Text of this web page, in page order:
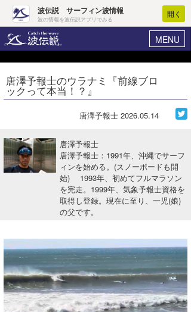
波伝説 サーフィン波情報
波の情報を波伝説アプリでみる
開く
MENU
ヘルプ マイホーム
ログイン
波情報･概況
WAVE HUNTER 波予想ツール
会員メニュー
今月のプレゼント
唐澤予報士のウラナミ『前線ブロ
ックって本当！？』
唐澤予報士 2026.05.14
唐澤予報士
唐澤予報士：1991年、沖縄でサーフ
ィンを始める。(スノーボードも開
始) 1993年、初めてフルマラソン
を完走。1999年、気象予報士資格を
取得し登録。現在に至り、一児(娘)
の父です。
Core Surf Japan
アート＆エンタメ
ショップ情報
湘南
千葉北
ウラナミ
お知らせ
その他